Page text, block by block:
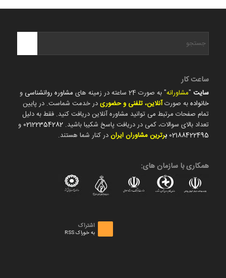
ساعت کار
سایت"مشاورانه" به صورت 24 ساعته در زمینه های مشاوره روانشناسی و
خانوادهبه صورتآنلاین، تلفنی و حضوریدر خدمت شماست. در پایین
تمام صفحات مرتبط می توانید مشاوره آنلاین دریافت کنید. فقط به دلیل
تعداد بالای سوالات، کمی در دریافت پاسخ شکیبا باشید. 02122354282 و
02188422495 برترین مشاوران ایراندر کنار شما هستند.
همکاری با سازمان های:
اشتراک
به خوراک RSS